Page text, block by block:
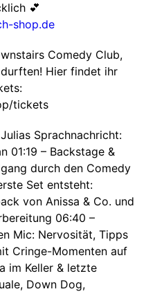
💕
shop.de
Comedy Club,
Hier findet ihr
tickets
Sprachnachricht:
01:19 – Backstage &
durch den Comedy
Set entsteht:
von Anissa & Co. und
06:40 –
Mic: Nervosität, Tipps
Cringe-Momenten auf
im Keller & letzte
Down Dog,